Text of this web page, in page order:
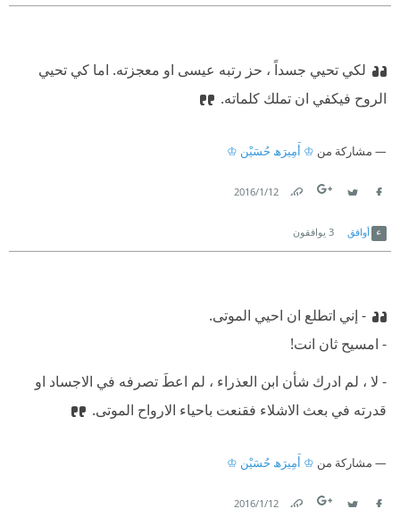
لكي تحيي جسداً ، حز رتبه عيسى او معجزته. اما كي تحيي
الروح فيكفي ان تملك كلماته.
مشاركة من ♔ أَمِيرَﮪ حُسَيْن ♔
12‏/1‏/2016
أوافق 3 يوافقون
- إني اتطلع ان احيي الموتى.
- امسيح ثان انت!
- لا ، لم ادرك شأن ابن العذراء ، لم اعطَ تصرفه في الاجساد او
قدرته في بعث الاشلاء فقنعت باحياء الارواح الموتى.
مشاركة من ♔ أَمِيرَﮪ حُسَيْن ♔
12‏/1‏/2016